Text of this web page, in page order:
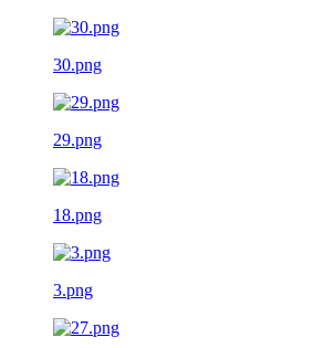
30.png
29.png
18.png
3.png